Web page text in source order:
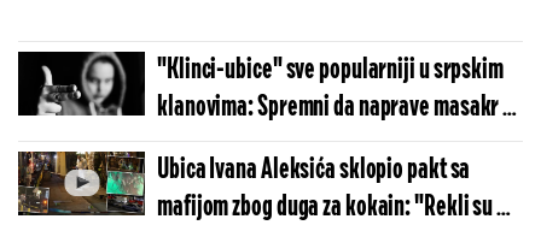
"Klinci-ubice" sve popularniji u srpskim
klanovima: Spremni da naprave masakr i
za 1.000 evra
Ubica Ivana Aleksića sklopio pakt sa
mafijom zbog duga za kokain: "Rekli su mi